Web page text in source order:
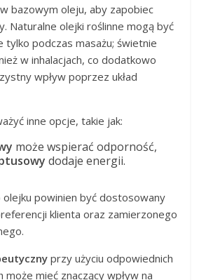
bazowym oleju, aby zapobiec
Naturalne olejki roślinne mogą być
podczas masażu; świetnie
w inhalacjach, co dodatkowo
wpływ poprzez układ
inne opcje, takie jak:
może wspierać odporność,
dodaje energii.
powinien być dostosowany
klienta oraz zamierzonego
przy użyciu odpowiednich
mieć znaczący wpływ na